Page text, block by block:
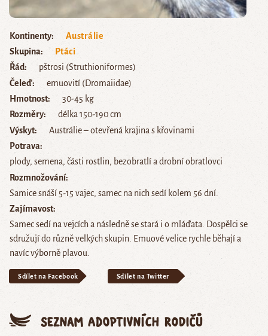
Kontinenty
Austrálie
Skupina
Ptáci
Řád
pštrosi (Struthioniformes)
Čeleď
emuovití (Dromaiidae)
Hmotnost
30-45 kg
Rozměry
délka 150-190 cm
Výskyt
Austrálie – otevřená krajina s křovinami
Potrava
plody, semena, části rostlin, bezobratlí a drobní obratlovci
Rozmnožování
Samice snáší 5-15 vajec, samec na nich sedí kolem 56 dní.
Zajímavost
Samec sedí na vejcích a následně se stará i o mláďata. Dospělci se
sdružují do různě velkých skupin. Emuové velice rychle běhají a
navíc výborně plavou.
Sdílet na Facebook Sdílet na Twitter
Seznam adoptivních rodičů